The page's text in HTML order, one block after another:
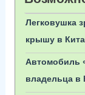
Легковушка
крышу в
Автомобиль
владельца в